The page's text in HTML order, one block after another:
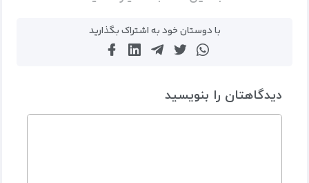
با دوستان خود به اشتراک بگذارید
دیدگاهتان را بنویسید